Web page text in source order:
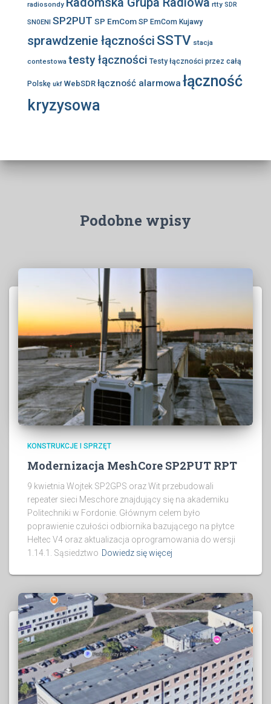
radiosondy rtty SDR
SN0ENI SP2PUT SP EmCom SP EmCom Kujawy
sprawdzenie łączności SSTV stacja
contestowa testy łączności Testy łączności przez całą
Polskę ukf WebSDR łączność alarmowa łączność
kryzysowa
Podobne wpisy
KONSTRUKCJE I SPRZĘT
Modernizacja MeshCore SP2PUT RPT
9 kwietnia Wojtek SP2GPS oraz Wit przebudowali
repeater sieci Meschore znajdujący się na akademiku
Politechniki w Fordonie. Głównym celem było
poprawienie czułości odbiornika bazującego na płytce
Heltec V4 oraz aktualizacja oprogramowania do wersji
1.14.1. Sąsiedztwo Dowiedz się więcej